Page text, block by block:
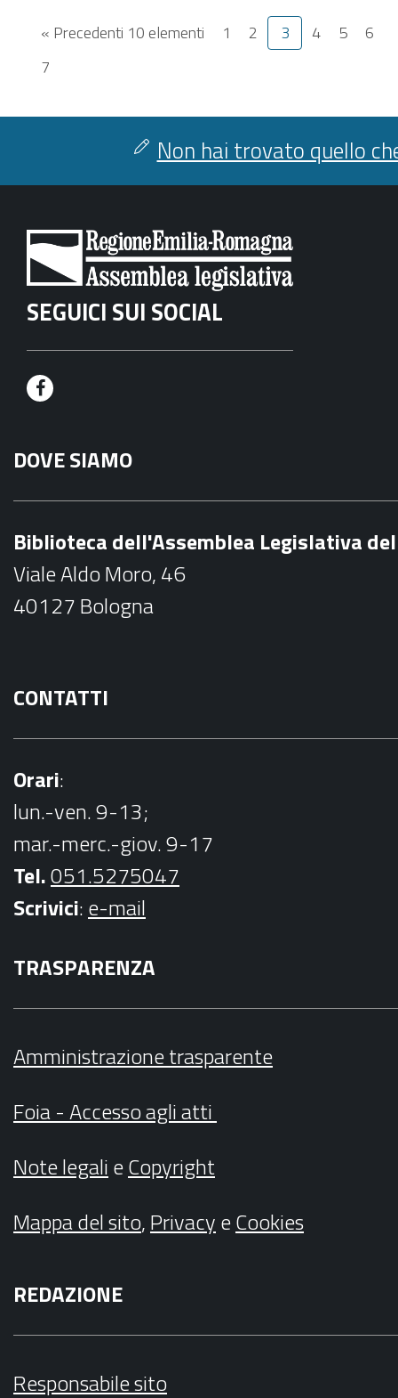
« Precedenti 10 elementi 1 2 3 4 5
6
7
Non hai trovato quello
SEGUICI SUI SOCIAL
F
c
e
o
k
DOVE SIAMO
Biblioteca dell'Assemblea Legislativa
Viale Aldo Moro, 46
40127 Bologna
CONTATTI
Orari:
lun.-ven. 9-13;
mar.-merc.-giov. 9-17
Tel.051.5275047
Scrivici:e-mail
TRASPARENZA
Amministrazione trasparente
Foia - Accesso agli atti
Note legalieCopyright
Mappa del sito,PrivacyeCookies
REDAZIONE
Responsabile sito